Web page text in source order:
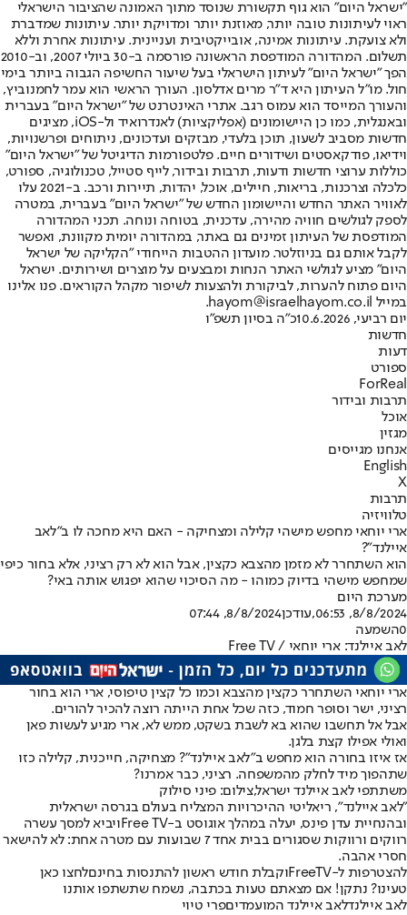
"ישראל היום" הוא גוף תקשורת שנוסד מתוך האמונה שהציבור הישראלי
ראוי לעיתונות טובה יותר, מאוזנת יותר ומדויקת יותר. עיתונות שמדברת
ולא צועקת. עיתונות אמינה, אובייקטיבית ועניינית. עיתונות אחרת וללא
תשלום. המהדורה המודפסת הראשונה פורסמה ב-30 ביולי 2007, וב-2010
הפך "ישראל היום" לעיתון הישראלי בעל שיעור החשיפה הגבוה ביותר בימי
חול. מו"ל העיתון היא ד"ר מרים אדלסון. העורך הראשי הוא עמר לחמנוביץ,
והעורך המייסד הוא עמוס רגב. אתרי האינטרנט של "ישראל היום" בעברית
ובאנגלית, כמו כן היישומונים (אפליקציות) לאנדרואיד ול-iOS, מציגים
חדשות מסביב לשעון, תוכן בלעדי, מבזקים ועדכונים, ניתוחים ופרשנויות,
וידיאו, פודקאסטים ושידורים חיים. פלטפורמות הדיגיטל של "ישראל היום"
כוללות ערוצי חדשות ודעות, תרבות ובידור, לייף סטייל, טכנולוגיה, ספורט,
כלכלה וצרכנות, בריאות, חיילים, אוכל, יהדות, תיירות ורכב. ב-2021 עלו
לאוויר האתר החדש והיישומון החדש של "ישראל היום" בעברית, במטרה
לספק לגולשים חוויה מהירה, עדכנית, בטוחה ונוחה. תכני המהדורה
המודפסת של העיתון זמינים גם באתר, במהדורה יומית מקוונת, ואפשר
לקבל אותם גם בניוזלטר. מועדון ההטבות הייחודי "הקליקה של ישראל
היום" מציע לגולשי האתר הנחות ומבצעים על מוצרים ושירותים. ישראל
היום פתוח להערות, לביקורת ולהצעות לשיפור מקהל הקוראים. פנו אלינו
במייל hayom@israelhayom.co.il.
יום רביעי, 10.6.2026
כ"ה בסיון תשפ"ו
חדשות
דעות
ספורט
ForReal
תרבות ובידור
אוכל
מגזין
אנחנו מגייסים
English
X
תרבות
טלוויזיה
ארי יוחאי מחפש מישהי קלילה ומצחיקה - האם היא מחכה לו ב"לאב
איילנד"?
הוא השתחרר לא מזמן מהצבא כקצין, אבל הוא לא רק רציני, אלא בחור כיפי
שמחפש מישהי בדיוק כמוהו - מה הסיכוי שהוא יפגוש אותה באי?
מערכת היום
8/8/2024, 06:53
,עודכן8/8/2024, 07:44
0השמעה
לאב איילנד: ארי יוחאי / Free TV
ארי יוחאי השתחרר כקצין מהצבא וכמו כל קצין טיפוסי, ארי הוא בחור
רציני, ישר וסופר חמוד, כזה שכל אחת הייתה רוצה להכיר להורים.
אבל אל תחשבו שהוא בא לשבת בשקט, ממש לא, ארי מגיע לעשות פאן
ואולי אפילו קצת בלגן.
אז איזו בחורה הוא מחפש ב"לאב איילנד"? מצחיקה, חייכנית, קלילה כזו
שתהפוך מיד לחלק מהמשפחה. רציני, כבר אמרנו?
משתתפי לאב איילנד ישראל,צילום: פיני סילוק
"לאב איילנד", ריאליטי ההיכרויות המצליח בעולם בגרסה ישראלית
ובהנחיית עדן פינס, יעלה במהלך אוגוסט ב-Free TV
ויביא למסך עשרה
רווקים ורווקות שסגורים בבית אחד 7 שבועות עם מטרה אחת: לא להישאר
חסרי אהבה.
להצטרפות ל-FreeTV וקבלת חודש ראשון להתנסות בחינםלחצו כאן
טעינו? נתקן! אם מצאתם טעות בכתבה, נשמח שתשתפו אותנו
לאב איילנדלאב איילנד המועמדיםפרי טיוי